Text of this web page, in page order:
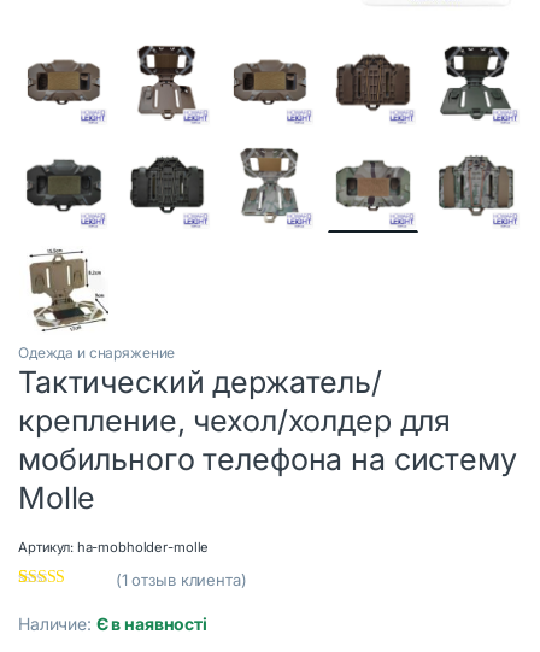
Одежда и снаряжение
Тактический держатель/
крепление, чехол/холдер для
мобильного телефона на систему
Molle
Артикул: ha-mobholder-molle
5.00из 5 на
основе
(1 отзыв клиента)
Наличие: Є в наявності